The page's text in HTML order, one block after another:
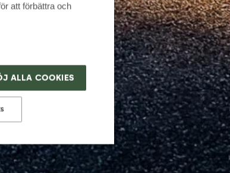
att förbättra och
ALLA COOKIES